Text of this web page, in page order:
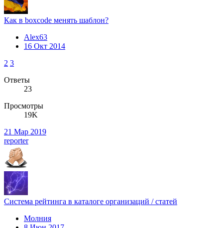
Как в boxcode менять шаблон?
Alex63
16 Окт 2014
2 3
Ответы
23
Просмотры
19K
21 Мар 2019
reporter
Система рейтинга в каталоге организаций / статей
Молния